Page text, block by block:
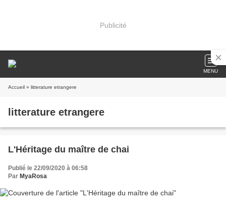
Publicité
MENU
Accueil » litterature etrangere
litterature etrangere
L'Héritage du maître de chai
Publié le 22/09/2020 à 06:58
Par MyaRosa